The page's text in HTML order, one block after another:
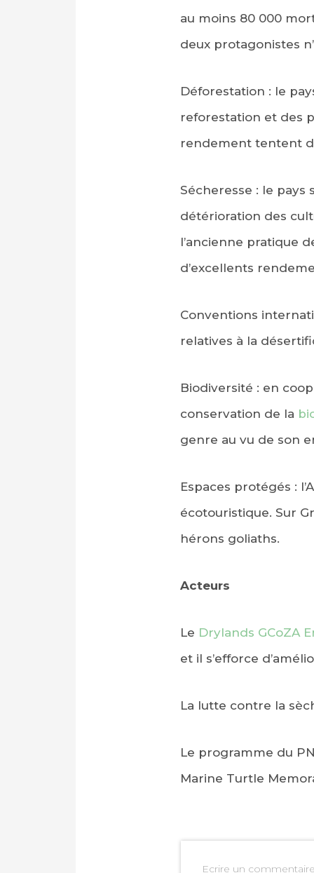
au moins 80 000
deux protagonistes
Déforestation : le
reforestation et des
rendement tentent
Sécheresse : le pays
détérioration des
l’ancienne pratique
d’excellents
Conventions
relatives à la
Biodiversité : en
conservation de la
genre au vu de son
Espaces protégés :
écotouristique. Sur
hérons goliaths.
Acteurs
Le Drylands GCoZA
et il s’efforce
La lutte contre la
Le programme du
Marine Turtle
Ecrire un commentaire